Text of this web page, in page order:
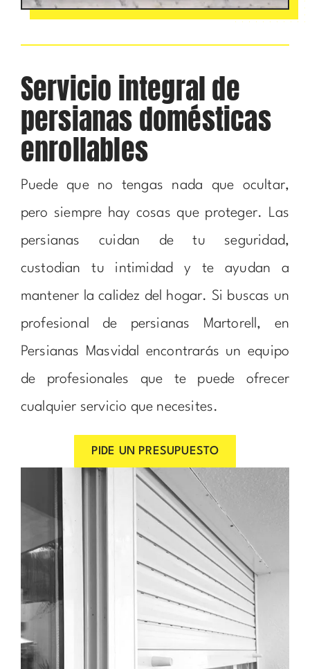
Servicio integral de
persianas domésticas
enrollables
Puede que no tengas nada que ocultar,
pero siempre hay cosas que proteger. Las
persianas cuidan de tu seguridad,
custodian tu intimidad y te ayudan a
mantener la calidez del hogar. Si buscas un
profesional de persianas Martorell, en
Persianas Masvidal encontrarás un equipo
de profesionales que te puede ofrecer
cualquier servicio que necesites.
PIDE UN PRESUPUESTO